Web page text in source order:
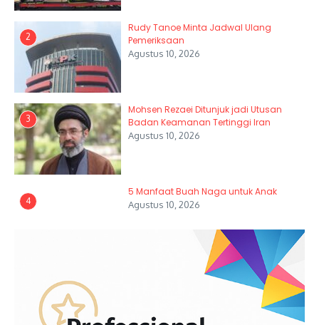
2
Rudy Tanoe Minta Jadwal Ulang
Pemeriksaan
Agustus 10, 2026
3
Mohsen Rezaei Ditunjuk jadi Utusan
Badan Keamanan Tertinggi Iran
Agustus 10, 2026
4
5 Manfaat Buah Naga untuk Anak
Agustus 10, 2026